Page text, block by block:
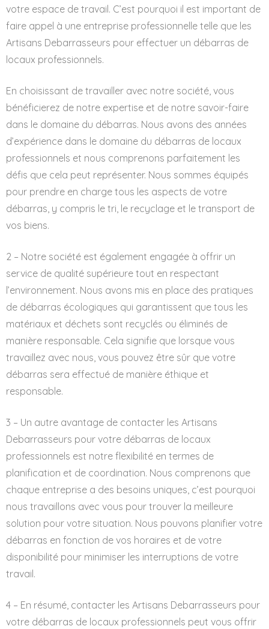
votre espace de travail. C’est pourquoi il est important de
faire appel à une entreprise professionnelle telle que les
Artisans Debarrasseurs pour effectuer un débarras de
locaux professionnels.
En choisissant de travailler avec notre société, vous
bénéficierez de notre expertise et de notre savoir-faire
dans le domaine du débarras. Nous avons des années
d’expérience dans le domaine du débarras de locaux
professionnels et nous comprenons parfaitement les
défis que cela peut représenter. Nous sommes équipés
pour prendre en charge tous les aspects de votre
débarras, y compris le tri, le recyclage et le transport de
vos biens.
2 – Notre société est également engagée à offrir un
service de qualité supérieure tout en respectant
l’environnement. Nous avons mis en place des pratiques
de débarras écologiques qui garantissent que tous les
matériaux et déchets sont recyclés ou éliminés de
manière responsable. Cela signifie que lorsque vous
travaillez avec nous, vous pouvez être sûr que votre
débarras sera effectué de manière éthique et
responsable.
3 – Un autre avantage de contacter les Artisans
Debarrasseurs pour votre débarras de locaux
professionnels est notre flexibilité en termes de
planification et de coordination. Nous comprenons que
chaque entreprise a des besoins uniques, c’est pourquoi
nous travaillons avec vous pour trouver la meilleure
solution pour votre situation. Nous pouvons planifier votre
débarras en fonction de vos horaires et de votre
disponibilité pour minimiser les interruptions de votre
travail.
4 – En résumé, contacter les Artisans Debarrasseurs pour
votre débarras de locaux professionnels peut vous offrir